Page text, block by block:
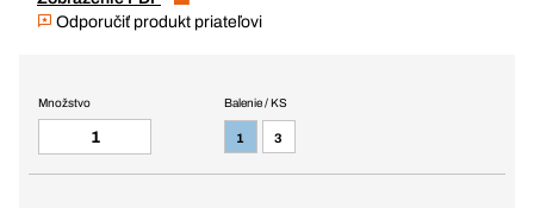
Odporučiť produkt priateľovi
Balenie / KS
1 3
Množstvo